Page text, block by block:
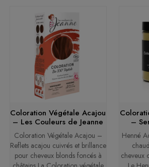
Coloration Végétale Acajou
– Les Couleurs de Jeanne
Coloration Végétale Acajou –
Reflets acajou cuivrés et brillance
pour cheveux blonds foncés à
–
Henné
cheveux